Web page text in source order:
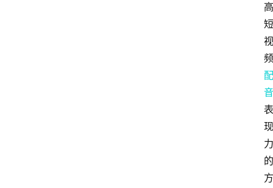
高
短
视
频
配
音
表
现
力
的
方